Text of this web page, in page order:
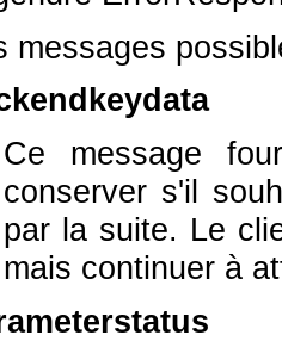
messages
Ce message
conserver s'il
par la suite. Le
mais continuer à